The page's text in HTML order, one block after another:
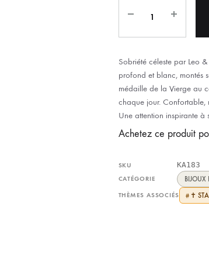
Sobriété céleste par Leo
profond et blanc, montés
médaille de la Vierge au
chaque jour. Confortable,
Une attention inspirante à
Achetez ce produit
SKU KA183
CATÉGORIE BIJOUX
THÈMES ASSOCIÉS # ✝️